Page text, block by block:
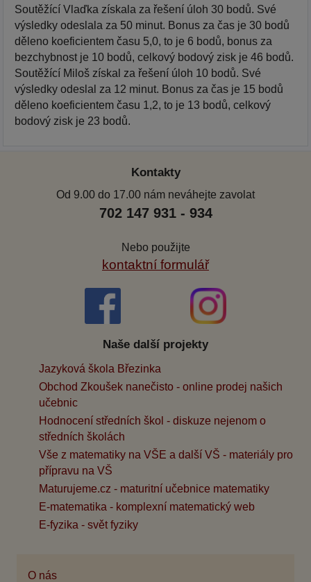
Soutěžící Vlaďka získala za řešení úloh 30 bodů. Své
výsledky odeslala za 50 minut. Bonus za čas je 30 bodů
děleno koeficientem času 5,0, to je 6 bodů, bonus za
bezchybnost je 10 bodů, celkový bodový zisk je 46 bodů.
Soutěžící Miloš získal za řešení úloh 10 bodů. Své
výsledky odeslal za 12 minut. Bonus za čas je 15 bodů
děleno koeficientem času 1,2, to je 13 bodů, celkový
bodový zisk je 23 bodů.
Kontakty
Od 9.00 do 17.00 nám neváhejte zavolat
702 147 931 - 934
Nebo použijte
kontaktní formulář
Naše další projekty
Jazyková škola Březinka
Obchod Zkoušek nanečisto - online prodej našich
učebnic
Hodnocení středních škol - diskuze nejenom o
středních školách
Vše z matematiky na VŠE a další VŠ - materiály pro
přípravu na VŠ
Maturujeme.cz - maturitní učebnice matematiky
E-matematika - komplexní matematický web
E-fyzika - svět fyziky
O nás